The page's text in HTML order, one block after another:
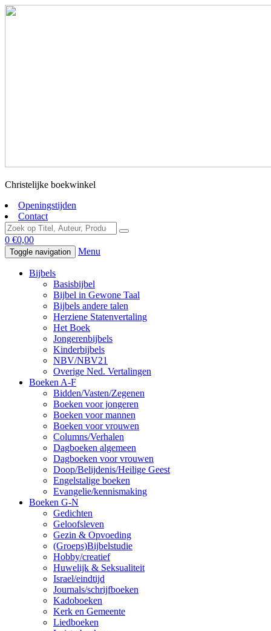
Christelijke boekwinkel
Openingstijden
Contact
0 €0,00
Toggle navigation Menu
Bijbels
Basisbijbel
Bijbel in Gewone Taal
Bijbels andere talen
Herziene Statenvertaling
Het Boek
Jongerenbijbels
Kinderbijbels
NBV/NBV21
Overige Ned. Vertalingen
Boeken A-F
Bidden/Vasten/Zegenen
Boeken voor jongeren
Boeken voor mannen
Boeken voor vrouwen
Columns/Verhalen
Dagboeken algemeen
Dagboeken voor vrouwen
Doop/Belijdenis/Heilige Geest
Engelstalige boeken
Evangelie/kennismaking
Boeken G-N
Gedichten
Geloofsleven
Gezin & Opvoeding
(Groeps)Bijbelstudie
Hobby/creatief
Huwelijk & Seksualiteit
Israel/eindtijd
Journals/schrijfboeken
Kadoboeken
Kerk en Gemeente
Liedboeken